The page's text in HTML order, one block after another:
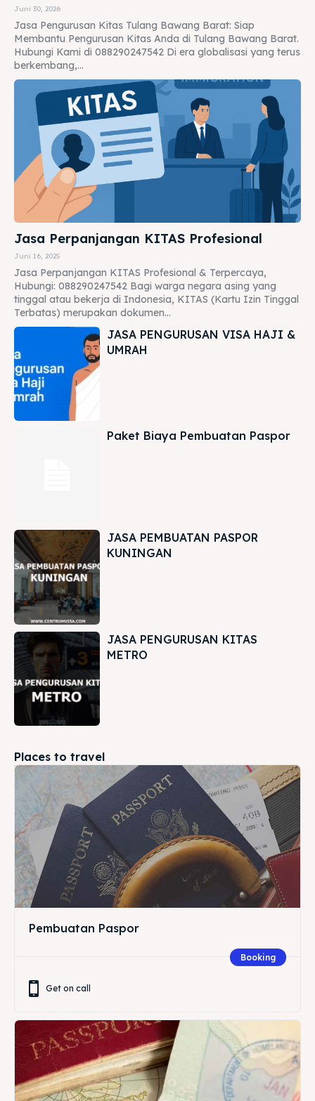
Juni 30, 2026
Jasa Pengurusan Kitas Tulang Bawang Barat: Siap
Membantu Pengurusan Kitas Anda di Tulang Bawang Barat.
Hubungi Kami di 088290247542 Di era globalisasi yang terus
berkembang,...
Jasa Perpanjangan KITAS Profesional
Juni 16, 2025
Jasa Perpanjangan KITAS Profesional & Terpercaya,
Hubungi: 088290247542 Bagi warga negara asing yang
tinggal atau bekerja di Indonesia, KITAS (Kartu Izin Tinggal
Terbatas) merupakan dokumen...
JASA PENGURUSAN VISA HAJI &
UMRAH
Paket Biaya Pembuatan Paspor
JASA PEMBUATAN PASPOR
KUNINGAN
JASA PENGURUSAN KITAS
METRO
Places to travel
Pembuatan Paspor
Booking
Get on call